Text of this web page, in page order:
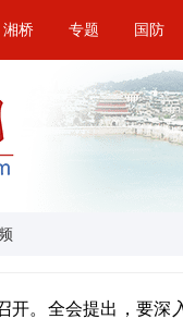
湘桥 专题 国防
。全会提出，要深